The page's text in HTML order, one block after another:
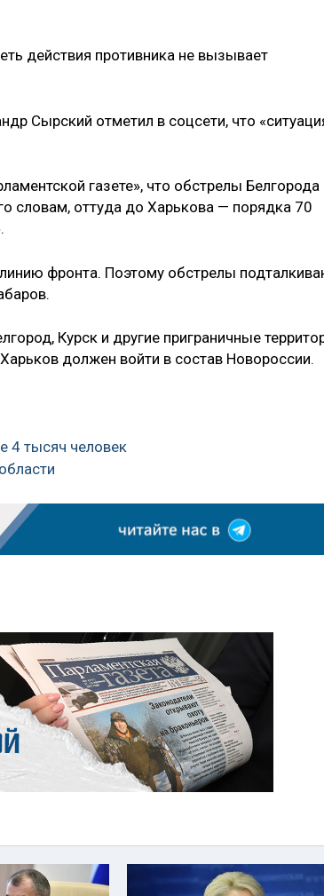
действия противника не вызывает
Сырский отметил в соцсети, что
газете», что обстрелы Белгорода
словам, оттуда до Харькова — порядка 70
фронта. Поэтому обстрелы
Курск и другие приграничные
должен войти в состав Новороссии.
4 тысяч человек